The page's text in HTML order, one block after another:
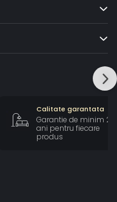
Calitate garantata
Garantie de minim 2
ani pentru fiecare
produs